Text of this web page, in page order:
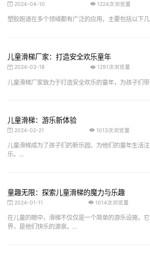
2024-04-10 1224次浏览量
塑胶跑道在多个领域都有广泛的应用，主要包括以下
儿童滑梯厂家：打造安全欢乐童年
2024-03-18 1291次浏览量
儿童滑梯厂家致力于打造安全欢乐的童年，为孩子们
儿童滑梯：游乐新体验
2024-02-21 1013次浏览量
儿童滑梯成为了孩子们的新乐园，为他们的童年生活
乐。...
童趣无限：探索儿童滑梯的魔力与乐趣
2024-01-11 1014次浏览量
在儿童的眼中，滑梯不仅仅是一个简单的游乐设施，
界，是他们快乐的源泉。...